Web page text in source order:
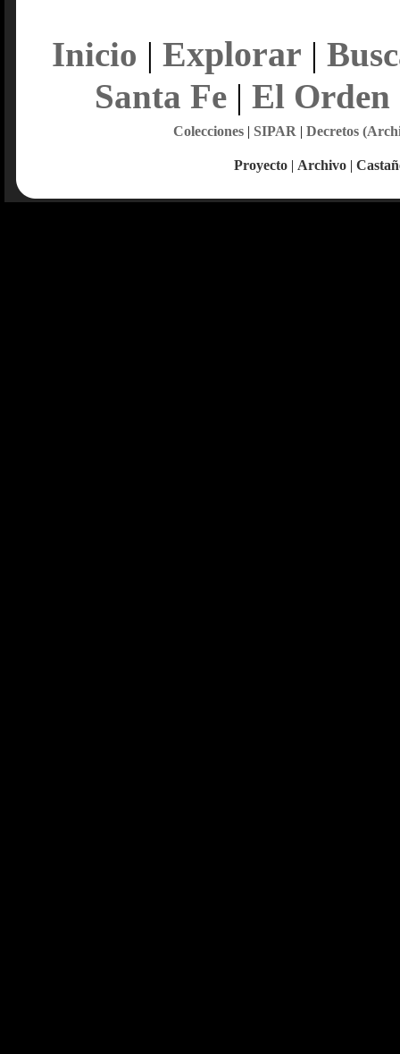
Inicio | Explorar |
Santa Fe| El Orden
Colecciones| SIPAR | Decretos
Proyecto | Archivo |